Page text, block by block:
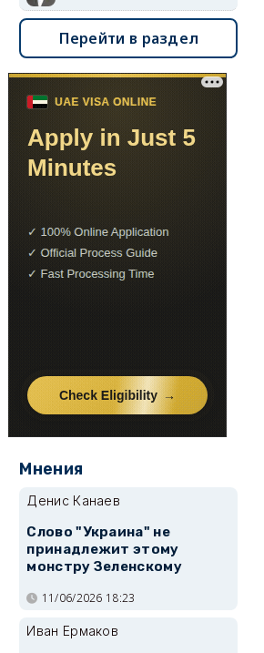
Перейти в раздел
Мнения
Денис Канаев
Слово "Украина" не
принадлежит этому
монстру Зеленскому
11/06/2026 18:23
Иван Ермаков